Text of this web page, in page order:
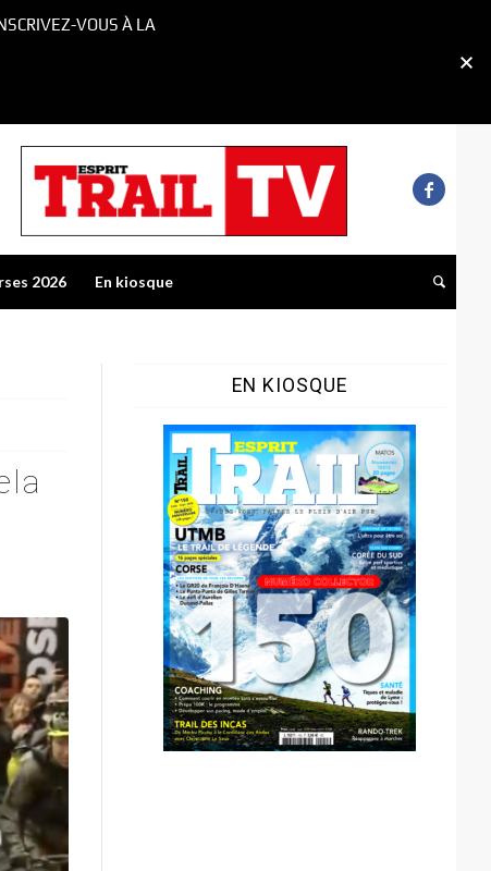
2026 En kiosque
EN KIOSQUE
VOUS À LA